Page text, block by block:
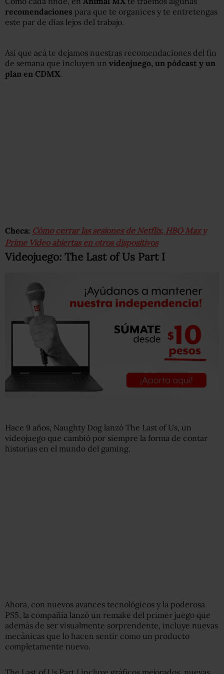
recomendaciones para que te organices y te entretengas
este par de días lejos del trabajo.
Así que acá te dejamos nuestras recomendaciones del fin
de semana que incluyen un videojuego, un pódcast y un
plan en CDMX.
Checa: Cómo cerrar las sesiones de Netflix, HBO Max y
Prime Video abiertas en otros dispositivos
Videojuego: The Last of Us Part I
Hace 9 años, Naughty Dog lanzó The Last of Us, un
videojuego que cambió por siempre la forma de contar
historias en el mundo del gaming.
Ahora, con nuevos avances tecnológicos y la poderosa
PS5, la compañía lanzó un remake del primer juego que
además de ser visualmente sorprendente, incluye nuevas
mecánicas que lo hacen sentir como un producto
completamente nuevo.
The Last of Us Part I incluye gráficos mejorados, nuevas